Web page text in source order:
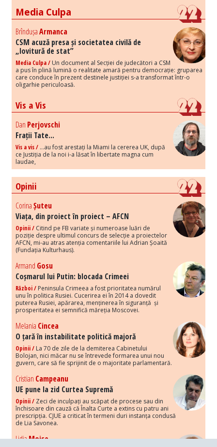
Media Culpa
BrîndușaArmanca
CSM acuză presa și societatea civilă de
„lovitură de stat”
Media Culpa / Un document al Secției de judecători a CSM
a pus în plină lumină o realitate amară pentru democrație: gruparea
care conduce în prezent destinele justiției s-a transformat într-o
oligarhie periculoasă.
Vis a Vis
Dan Perjovschi
Frații Tate...
Vis a vis / ...au fost arestați la Miami la cererea UK, după
ce Justiția de la noi i-a lăsat în libertate magna cum
laudae,
Opinii
CorinaȘuteu
Viața, din proiect în proiect – AFCN
Opinii / Citind pe FB variate și numeroase luări de
poziție despre ultimul concurs de selecție a proiectelor
AFCN, mi-au atras atenția comentariile lui Adrian Șoaită
(Fundația Kulturhaus).
Armand Gosu
Coșmarul lui Putin: blocada Crimeei
Război / Peninsula Crimeea a fost prioritatea numărul
unu în politica Rusiei. Cucerirea ei în 2014 a dovedit
puterea Rusiei, apărarea, menținerea în siguranță și
prosperitatea ei semnifică măreția Moscovei.
Melania Cincea
O țară în instabilitate politică majoră
Opinii / La 70 de zile de la demiterea Cabinetului
Bolojan, nici măcar nu se întrevede formarea unui nou
guvern, care să fie sprijinit de o majoritate parlamentară.
Cristian Campeanu
UE pune la zid Curtea Supremă
Opinii / Zeci de inculpați au scăpat de procese sau din
închisoare din cauză că Înalta Curte a extins cu patru ani
prescripția. CJUE a criticat în termeni duri instanța condusă
de Lia Savonea.
LidiaMoise